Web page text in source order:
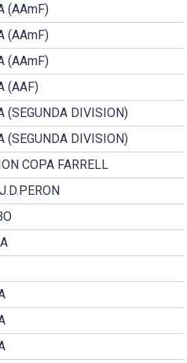
(AAmF)
(AAmF)
(AAmF)
(AAF)
(SEGUNDA DIVISION)
(SEGUNDA DIVISION)
COPA FARRELL